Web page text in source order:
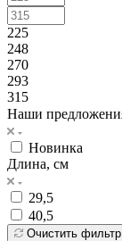
225
248
270
293
315
Наши
Новинка
Длина, см
29,5
40,5
Очистить фильтр